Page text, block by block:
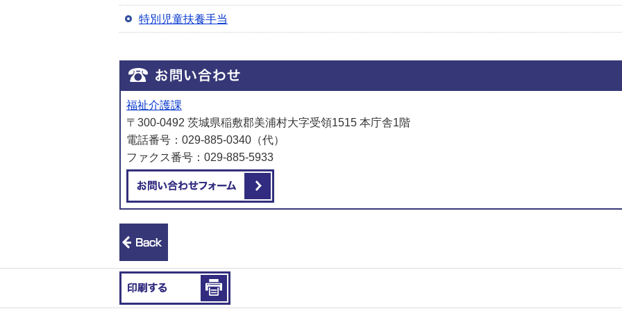
特別児童扶養手当
福祉介護課
〒300-0492 茨城県稲敷郡美浦村大字受領1515 本庁舎1階
電話番号：029-885-0340（代）
ファクス番号：029-885-5933